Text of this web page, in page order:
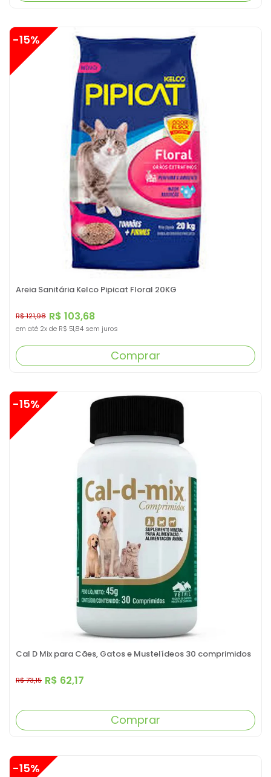
Areia Sanitária Kelco Pipicat Floral 20KG
R$ 103,68
R$ 121,98
-15%
em até 2x de R$ 51,84 sem juros
Comprar
Cal D Mix para Cães, Gatos e Mustelídeos 30 comprimidos
R$ 62,17
R$ 73,15
-15%
Comprar
-15%